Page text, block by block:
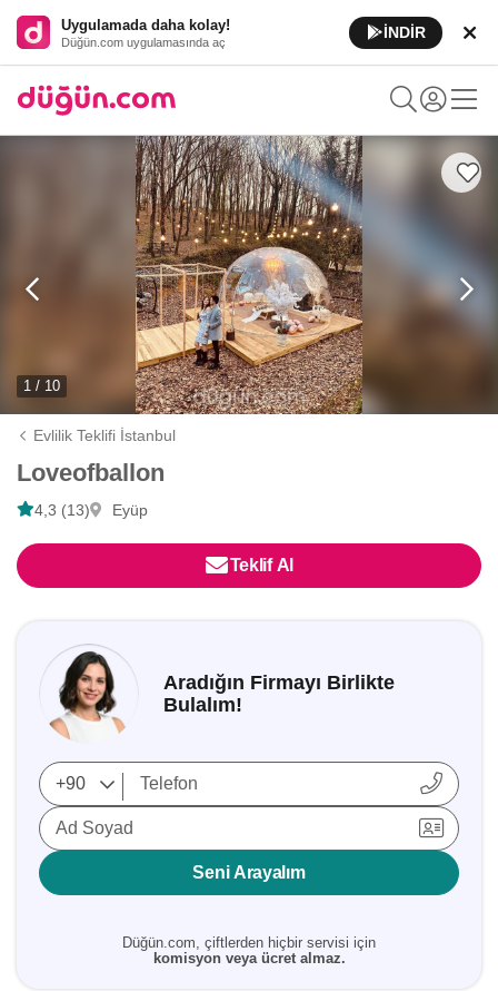
Uygulamada daha kolay!
Düğün.com uygulamasında aç
İNDİR
1 / 10
Evlilik Teklifi İstanbul
Loveofballon
4,3 (13) Eyüp
Teklif Al
Aradığın Firmayı Birlikte
Bulalım!
Ad Soyad
Seni Arayalım
Düğün.com, çiftlerden hiçbir servisi için
komisyon veya ücret almaz.